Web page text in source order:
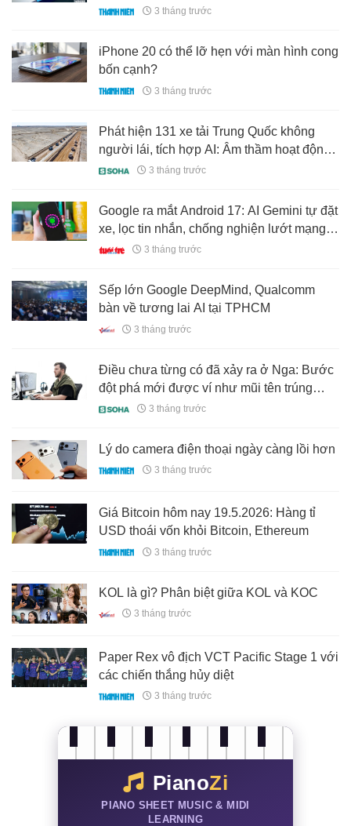
3 tháng trước
iPhone 20 có thể lỡ hẹn với màn hình cong
bốn cạnh?
3 tháng trước
Phát hiện 131 xe tải Trung Quốc không
người lái, tích hợp AI: Âm thầm hoạt động
24/7 tại kho báu lộ thiên, sản lượng khai
3 tháng trước
Google ra mắt Android 17: AI Gemini tự đặt
xe, lọc tin nhắn, chống nghiện lướt mạng
xã hội
3 tháng trước
Sếp lớn Google DeepMind, Qualcomm
bàn về tương lai AI tại TPHCM
3 tháng trước
Điều chưa từng có đã xảy ra ở Nga: Bước
đột phá mới được ví như mũi tên trúng
nhiều đích3 tháng trước
Lý do camera điện thoại ngày càng lồi hơn
3 tháng trước
Giá Bitcoin hôm nay 19.5.2026: Hàng tỉ
USD thoái vốn khỏi Bitcoin, Ethereum
3 tháng trước
KOL là gì? Phân biệt giữa KOL và KOC
3 tháng trước
Paper Rex vô địch VCT Pacific Stage 1 với
các chiến thắng hủy diệt
3 tháng trước
PianoZi
PIANO SHEET MUSIC & MIDI
LEARNING